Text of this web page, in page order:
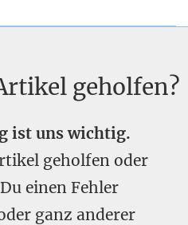
geholfen?
ist uns wichtig.
geholfen oder
einen Fehler
ganz anderer